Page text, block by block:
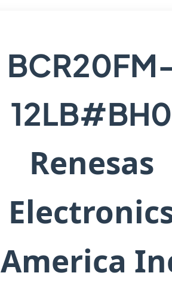
12LB#BH0
Renesas
America